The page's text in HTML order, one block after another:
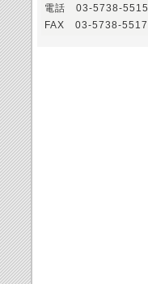
電話 03-5738-5515
FAX 03-5738-5517